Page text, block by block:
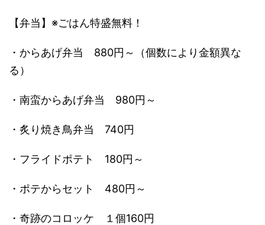
【弁当】 ※ごはん特盛無料！
・からあげ弁当 880円～（個数により金額異な
る）
・南蛮からあげ弁当 980円～
・炙り焼き鳥弁当 740円
・フライドポテト 180円～
・ポテからセット 480円～
・奇跡のコロッケ １個160円